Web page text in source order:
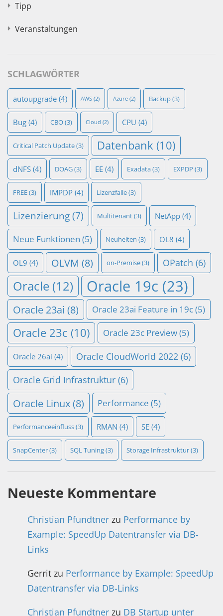
Tipp
Veranstaltungen
SCHLAGWÖRTER
autoupgrade (4) AWS (2) Azure (2) Backup(3)
Bug (4) CBO(3) Cloud (2) CPU (4)
Critical Patch Update(3) Datenbank (10)
dNFS (4) DOAG(3) EE (4) Exadata(3) EXPDP (3)
FREE(3) IMPDP (4) Lizenzfalle(3)
Lizenzierung(7) Multitenant(3) NetApp (4)
Neue Funktionen (5) Neuheiten (3) OL8 (4)
OL9 (4) OLVM (8) on-Premise(3) OPatch (6)
Oracle (12) Oracle 19c (23)
Oracle 23ai (8) Oracle 23ai Feature in 19c(5)
Oracle 23c (10) Oracle 23c Preview(5)
Oracle 26ai (4) Oracle CloudWorld 2022 (6)
Oracle Grid Infrastruktur (6)
Oracle Linux(8) Performance (5)
Performanceeinfluss(3) RMAN (4) SE (4)
SnapCenter(3) SQL Tuning(3) Storage Infrastruktur(3)
Neueste Kommentare
Christian Pfundtner zu Performance by
Example: SpeedUp Datentransfer via DB-
Links
Gerrit zu Performance by Example: SpeedUp
Datentransfer via DB-Links
Christian Pfundtner zu DB Startup unter